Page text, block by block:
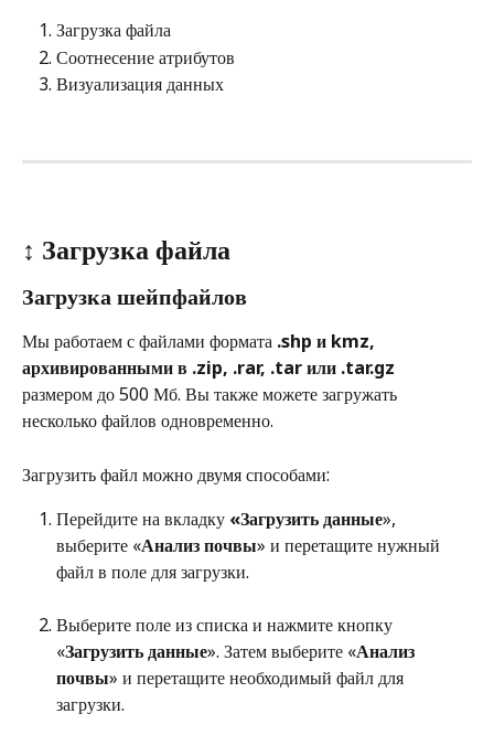
Загрузка файла
Соотнесение атрибутов
Визуализация данных
↕️ Загрузка файла
Загрузка шейпфайлов
Мы работаем с файлами формата .shp и kmz,
архивированными в .zip, .rar, .tar или .tar.gz
размером до 500 Мб. Вы также можете загружать
несколько файлов одновременно.
Загрузить файл можно двумя способами:
Перейдите на вкладку «Загрузить данные»,
выберите «Анализ почвы» и перетащите нужный
файл в поле для загрузки.
Выберите поле из списка и нажмите кнопку
«Загрузить данные». Затем выберите «Анализ
почвы» и перетащите необходимый файл для
загрузки.